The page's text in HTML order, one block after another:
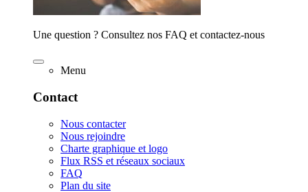
Une question ? Consultez nos FAQ et contactez-nous
Menu
Contact
Nous contacter
Nous rejoindre
Charte graphique et logo
Flux RSS et réseaux sociaux
FAQ
Plan du site